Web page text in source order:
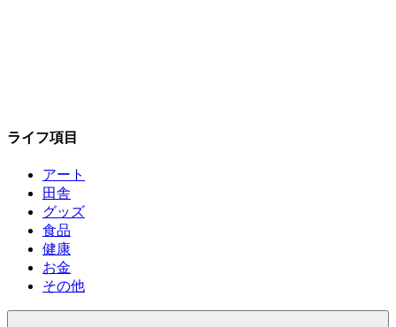
ライフ項目
アート
田舎
グッズ
食品
健康
お金
その他